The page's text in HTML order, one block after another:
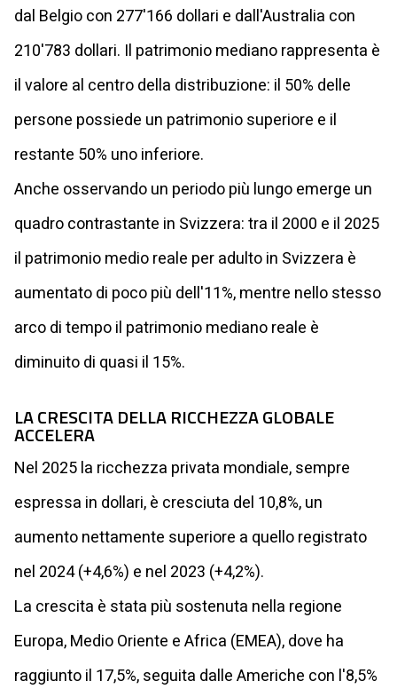
dal Belgio con 277'166 dollari e dall'Australia con
210'783 dollari. Il patrimonio mediano rappresenta è
il valore al centro della distribuzione: il 50% delle
persone possiede un patrimonio superiore e il
restante 50% uno inferiore.
Anche osservando un periodo più lungo emerge un
quadro contrastante in Svizzera: tra il 2000 e il 2025
il patrimonio medio reale per adulto in Svizzera è
aumentato di poco più dell'11%, mentre nello stesso
arco di tempo il patrimonio mediano reale è
diminuito di quasi il 15%.
LA CRESCITA DELLA RICCHEZZA GLOBALE
ACCELERA
Nel 2025 la ricchezza privata mondiale, sempre
espressa in dollari, è cresciuta del 10,8%, un
aumento nettamente superiore a quello registrato
nel 2024 (+4,6%) e nel 2023 (+4,2%).
La crescita è stata più sostenuta nella regione
Europa, Medio Oriente e Africa (EMEA), dove ha
raggiunto il 17,5%, seguita dalle Americhe con l'8,5%